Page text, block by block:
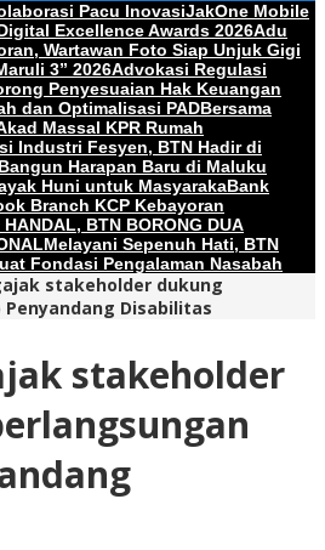
Pacu InovasiJakOne Mobile
Excellence Awards 2026Adu
Wartawan Foto Siap Unjuk Gigi
3” 2026Advokasi Regulasi
Penyesuaian Hak Keuangan
dan Optimalisasi PADBersama
Massal KPR Rumah
Industri Fesyen, BTN Hadir di
Harapan Baru di Maluku
Huni untuk MasyarakaBank
Branch KCP Kebayoran
BTN BORONG DUA
Melayani Sepenuh Hati, BTN
Fondasi Pengalaman Nasabah
stakeholder dukung
Disabilitas
stakeholder